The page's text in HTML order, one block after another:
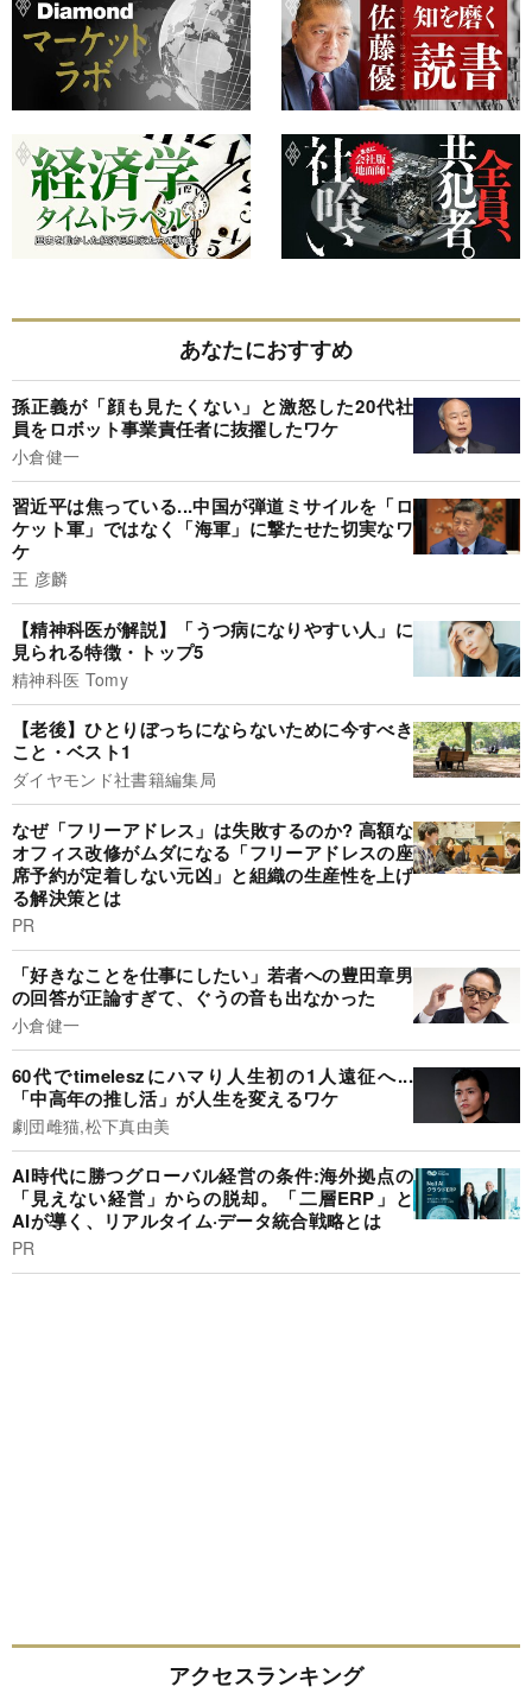
あなたにおすすめ
孫正義が「顔も見たくない」と激怒した20代社
員をロボット事業責任者に抜擢したワケ
小倉健一
習近平は焦っている...中国が弾道ミサイルを「ロ
ケット軍」ではなく「海軍」に撃たせた切実なワ
ケ
王 彦麟
【精神科医が解説】「うつ病になりやすい人」に
見られる特徴・トップ5
精神科医 Tomy
【老後】ひとりぼっちにならないために今すべき
こと・ベスト1
ダイヤモンド社書籍編集局
なぜ「フリーアドレス」は失敗するのか? 高額な
オフィス改修がムダになる「フリーアドレスの座
席予約が定着しない元凶」と組織の生産性を上げ
る解決策とは
PR
「好きなことを仕事にしたい」若者への豊田章男
の回答が正論すぎて、ぐうの音も出なかった
小倉健一
60代でtimeleszにハマり人生初の1人遠征へ...
「中高年の推し活」が人生を変えるワケ
劇団雌猫,松下真由美
AI時代に勝つグローバル経営の条件:海外拠点の
「見えない経営」からの脱却。「二層ERP」と
AIが導く、リアルタイム·データ統合戦略とは
PR
アクセスランキング